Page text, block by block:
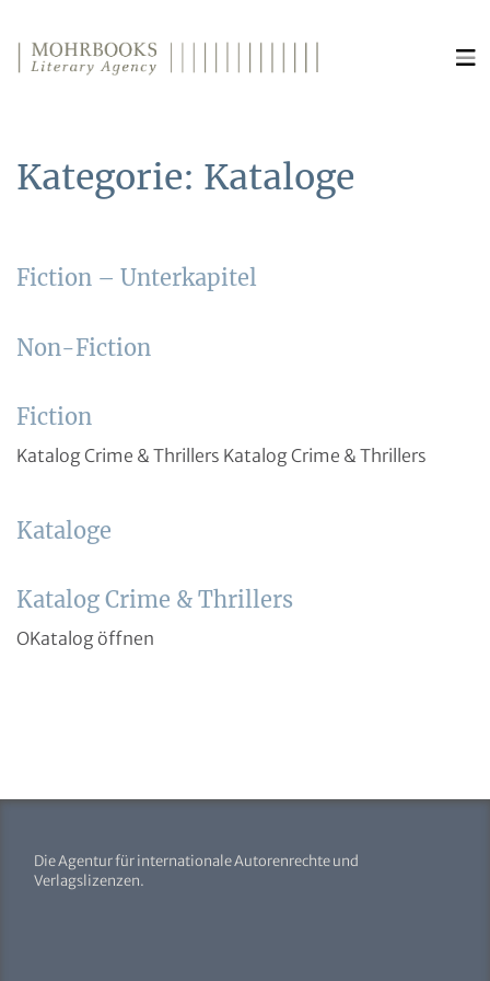
Kategorie: Kataloge
Fiction – Unterkapitel
Non-Fiction
Fiction
Katalog Crime & Thrillers Katalog Crime & Thrillers
Kataloge
Katalog Crime & Thrillers
OKatalog öffnen
Die Agentur für internationale Autorenrechte und
Verlagslizenzen.